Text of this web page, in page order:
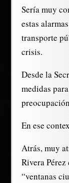
Sería muy
estas
transporte
crisis.
Desde la
medidas
En ese
Atrás, muy
Rivera
“ventanas